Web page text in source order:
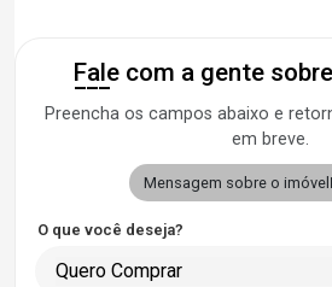
Fale com a gente
Preencha os campos abaixo e
em breve.
Mensagem sobre o imóvel
O que você deseja?
Quero Comprar